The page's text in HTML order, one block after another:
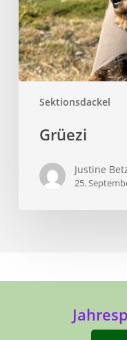
Sektionsdackel
Grüezi
Justine
25.